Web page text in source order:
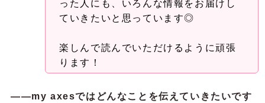
った人にも、いろんな情報をお届けし
ていきたいと思っています◎
楽しんで読んでいただけるように頑張
ります！
——my axesではどんなことを伝えていきたいです